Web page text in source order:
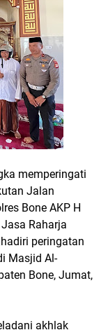
memperingati
Jalan
Bone AKP H
Raharja
peringatan
Masjid Al-
Bone, Jumat,
akhlak